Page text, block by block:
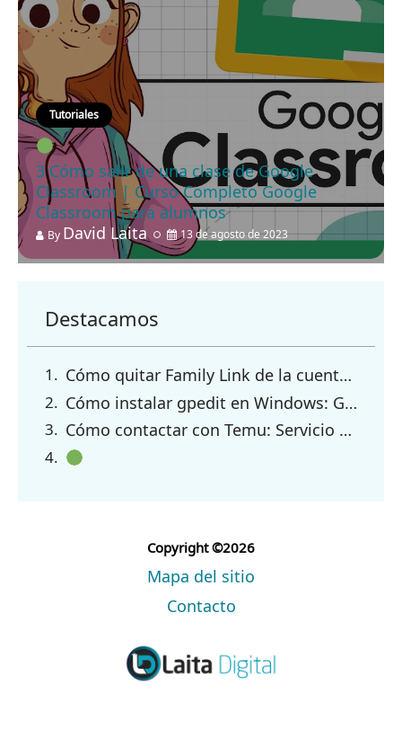
Tutoriales
3 Cómo salir de una clase de Google
Classroom | Curso Completo Google
Classroom para alumnos
By David Laita 13 de agosto de 2023
Destacamos
Cómo quitar Family Link de la cuenta de mi hijo| 4 Formas paso a paso
Cómo instalar gpedit en Windows: Guía paso a paso
Cómo contactar con Temu: Servicio al cliente, FAQ, email y más vías
Copyright ©2026
Mapa del sitio
Contacto